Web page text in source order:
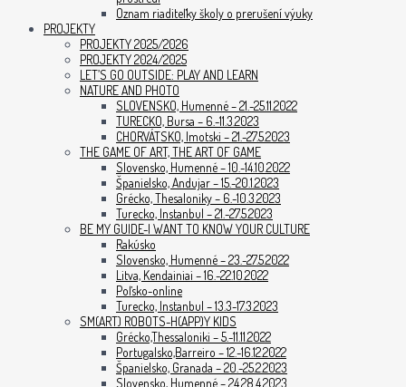
Oznam riaditeľky školy o prerušení výuky
PROJEKTY
PROJEKTY 2025/2026
PROJEKTY 2024/2025
LET’S GO OUTSIDE: PLAY AND LEARN
NATURE AND PHOTO
SLOVENSKO, Humenné – 21.-25.11.2022
TURECKO, Bursa – 6.-11.3.2023
CHORVÁTSKO, Imotski – 21.-27.5.2023
THE GAME OF ART, THE ART OF GAME
Slovensko, Humenné – 10.-14.10.2022
Španielsko, Andujar – 15.-20.1.2023
Grécko, Thesaloniky – 6.-10.3.2023
Turecko, Instanbul – 21.-27.5.2023
BE MY GUIDE-I WANT TO KNOW YOUR CULTURE
Rakúsko
Slovensko, Humenné – 23.-27.5.2022
Litva, Kendainiai – 16.-22.10.2022
Poľsko-online
Turecko, Instanbul – 13.3-17.3.2023
SM(ART) ROBOTS-H(APP)Y KIDS
Grécko,Thessaloniki – 5.-11.11.2022
Portugalsko,Barreiro – 12.-16.12.2022
Španielsko, Granada – 20.-25.2.2023
Slovensko, Humenné – 24.28.4.2023